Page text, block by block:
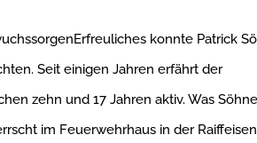
konnte Patrick
Seit einigen Jahren erfährt der
zehn und 17 Jahren aktiv. Was
im Feuerwehrhaus in der